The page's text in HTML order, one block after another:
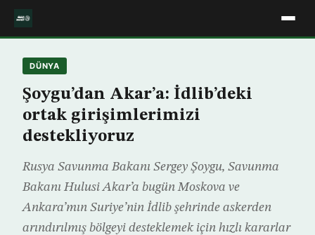
DÜNYA
Şoygu’dan Akar’a: İdlib’deki
ortak girişimlerimizi
destekliyoruz
Rusya Savunma Bakanı Sergey Şoygu, Savunma
Bakanı Hulusi Akar’a bugün Moskova ve
Ankara’mın Suriye’nin İdlib şehrinde askerden
arındırılmış bölgeyi desteklemek için hızlı kararlar